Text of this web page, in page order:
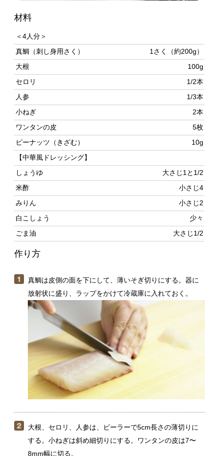
真鯛（刺し身用さく）
大根
セロリ 1/2本
人参 1/3本
小ねぎ 2本
ワンタンの皮 5枚
ピーナッツ（きざむ）
【中華風ドレッシング】
しょうゆ
米酢
みりん
白こしょう 少々
ごま油 大さじ1/2
作り方
放射状に盛り、ラップをかけて冷蔵庫に入れておく。
大根、セロリ、人参は、ピーラーで5cm長さの薄切りに
する。小ねぎは斜め細切りにする。ワンタンの皮は7〜
8mm幅に切る。